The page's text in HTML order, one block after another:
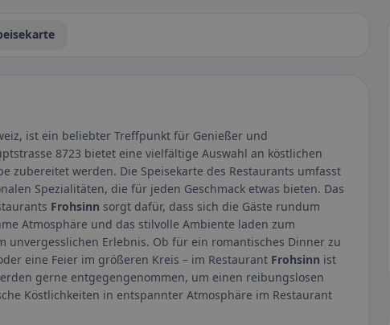
ist ein beliebter Treffpunkt für Genießer und
8723 bietet eine vielfältige Auswahl an köstlichen
zubereitet werden. Die Speisekarte des Restaurants umfasst
Spezialitäten, die für jeden Geschmack etwas bieten. Das
Frohsinn sorgt dafür, dass sich die Gäste rundum
Atmosphäre und das stilvolle Ambiente laden zum
unvergesslichen Erlebnis. Ob für ein romantisches Dinner zu
eine Feier im größeren Kreis – im Restaurant Frohsinn ist
gerne entgegengenommen, um einen reibungslosen
Köstlichkeiten in entspannter Atmosphäre im Restaurant